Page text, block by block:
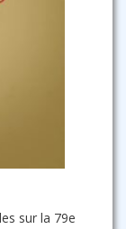
sur la 79e